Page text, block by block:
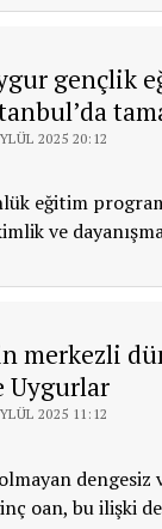
gençlik
2025 20:12
eğitim
ve
merkezli
Uygurlar
2025 11:12
dengesiz
oan, bu ilişki